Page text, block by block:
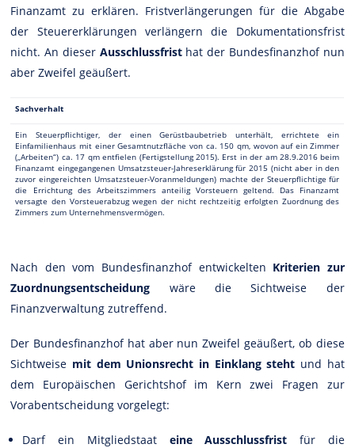
Finanzamt zu erklären. Fristverlängerungen für die Abgabe
der Steuererklärungen verlängern die Dokumentationsfrist
nicht. An dieser Ausschlussfrist hat der Bundesfinanzhof nun
aber Zweifel geäußert.
Sachverhalt
Ein Steuerpflichtiger, der einen Gerüstbaubetrieb unterhält, errichtete ein
Einfamilienhaus mit einer Gesamtnutzfläche von ca. 150 qm, wovon auf ein Zimmer
(„Arbeiten“) ca. 17 qm entfielen (Fertigstellung 2015). Erst in der am 28.9.2016 beim
Finanzamt eingegangenen Umsatzsteuer-Jahreserklärung für 2015 (nicht aber in den
zuvor eingereichten Umsatzsteuer-Voranmeldungen) machte der Steuerpflichtige für
die Errichtung des Arbeitszimmers anteilig Vorsteuern geltend. Das Finanzamt
versagte den Vorsteuerabzug wegen der nicht rechtzeitig erfolgten Zuordnung des
Zimmers zum Unternehmensvermögen.
Nach den vom Bundesfinanzhof entwickelten Kriterien zur
Zuordnungsentscheidung wäre die Sichtweise der
Finanzverwaltung zutreffend.
Der Bundesfinanzhof hat aber nun Zweifel geäußert, ob diese
Sichtweise mit dem Unionsrecht in Einklang steht und hat
dem Europäischen Gerichtshof im Kern zwei Fragen zur
Vorabentscheidung vorgelegt:
Darf ein Mitgliedstaat eine Ausschlussfrist für die